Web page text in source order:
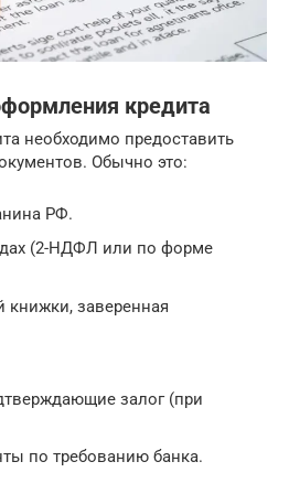
кредита
необходимо предоставить
Обычно это:
РФ.
(2-НДФЛ или по форме
книжки, заверенная
залог (при
по требованию банка.